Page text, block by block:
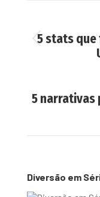
navigation
5 stats que
5 narrativas
Diversão em